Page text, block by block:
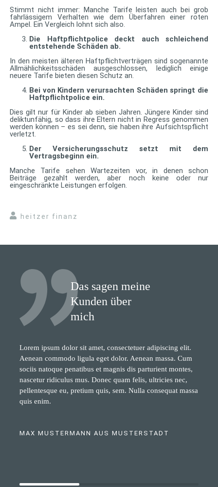
Stimmt nicht immer: Manche Tarife leisten auch bei grob
fahrlässigem Verhalten wie dem Überfahren einer roten
Ampel. Ein Vergleich lohnt sich also.
Die Haftpflichtpolice deckt auch schleichend
entstehende Schäden ab.
In den meisten älteren Haftpflichtverträgen sind sogenannte
Allmählichkeitsschäden ausgeschlossen, lediglich einige
neuere Tarife bieten diesen Schutz an.
Bei von Kindern verursachten Schäden springt die
Haftpflichtpolice ein.
Dies gilt nur für Kinder ab sieben Jahren. Jüngere Kinder sind
deliktunfähig, so dass ihre Eltern nicht in Regress genommen
werden können – es sei denn, sie haben ihre Aufsichtspflicht
verletzt.
Der Versicherungsschutz setzt mit dem
Vertragsbeginn ein.
Manche Tarife sehen Wartezeiten vor, in denen schon
Beiträge gezahlt werden, aber noch keine oder nur
eingeschränkte Leistungen erfolgen.
heitzer finanz
Das sagen meine
Kunden über
mich
Lorem ipsum dolor sit amet, consectetuer adipiscing elit.
Aenean commodo ligula eget dolor. Aenean massa. Cum
sociis natoque penatibus et magnis dis parturient montes,
nascetur ridiculus mus. Donec quam felis, ultricies nec,
pellentesque eu, pretium quis, sem. Nulla consequat massa
quis enim.
MAX MUSTERMANN AUS MUSTERSTADT